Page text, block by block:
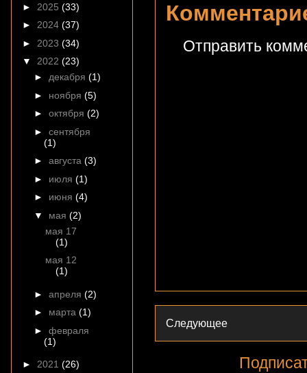
Отправить
Следующее
► 2025 (33)
► 2024 (37)
► 2023 (34)
▼ 2022 (23)
► декабря (1)
► ноября (5)
► октября (2)
► сентября
(1)
► августа (3)
► июля (1)
► июня (4)
▼ мая (2)
мая 17
(1)
мая 12
(1)
► апреля (2)
► марта (1)
► февраля
(1)
► 2021 (26)